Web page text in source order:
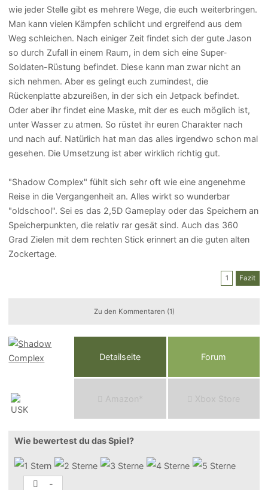
wie jeder Stelle gibt es mehrere Wege, die euch weiterbringen.
Man kann vielen Kämpfen schlicht und ergreifend aus dem
Weg schleichen. Nach einiger Zeit findet sich der gute Jason
so durch Zufall in einem Raum, in dem sich eine Super-
Soldaten-Rüstung befindet. Diese kann man zwar nicht an
sich nehmen. Aber es gelingt euch zumindest, die
Rückenplatte abzureißen, in der sich ein Jetpack befindet.
Oder aber ihr findet eine Maske, mit der es euch möglich ist,
unter Wasser zu atmen. So rüstet ihr euren Charakter nach
und nach auf. Natürlich hat man das alles irgendwo schon mal
gesehen. Die Umsetzung ist aber wirklich richtig gut.
"Shadow Complex" fühlt sich sehr oft wie eine angenehme
Reise in die Vergangenheit an. Alles wirkt so wunderbar
"oldschool". Sei es das 2,5D Gameplay oder das Speichern an
Speicherpunkten, die relativ rar gesät sind. Auch das 360
Grad Zielen mit dem rechten Stick erinnert an die guten alten
Zockertage.
1 Fazit
Zu den Kommentaren (1)
Detailseite Forum
Ama o n* Xbox Store
Wie bewertest du das Spiel?
-